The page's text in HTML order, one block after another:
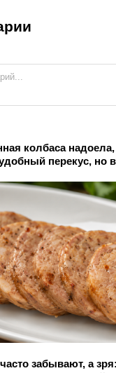
колбаса
перекус, но
забывают, а